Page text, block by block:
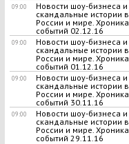
09:00
Новости шоу-бизнеса и
скандальные истории в
России и мире. Хроника
событий 02.12.16
09:00
Новости шоу-бизнеса и
скандальные истории в
России и мире. Хроника
событий 01.12.16
09:00
Новости шоу-бизнеса и
скандальные истории в
России и мире. Хроника
событий 30.11.16
09:00
Новости шоу-бизнеса и
скандальные истории в
России и мире. Хроника
событий 29.11.16